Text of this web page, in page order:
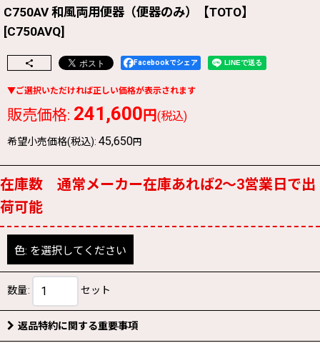
C750AV 和風両用便器（便器のみ）【TOTO】
[C750AVQ]
Facebookでシェア
販売価格: 241,600円(税込)
希望小売価格(税込): 45,650円
在庫数 通常メーカー在庫あれば2〜3営業日で出
荷可能
色: を選択してください
数量: セット
返品特約に関する重要事項